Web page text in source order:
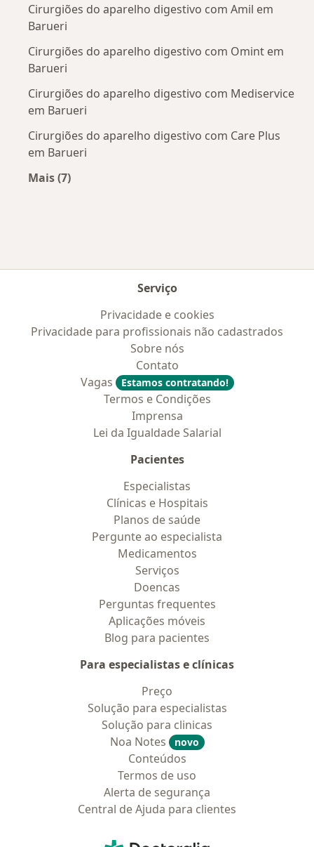
Cirurgiões do aparelho digestivo com Amil em
Barueri
Cirurgiões do aparelho digestivo com Omint em
Barueri
Cirurgiões do aparelho digestivo com Mediservice
em Barueri
Cirurgiões do aparelho digestivo com Care Plus
em Barueri
Mais (7)
Serviço
Privacidade e cookies
Privacidade para profissionais não cadastrados
Sobre nós
Contato
Vagas
Estamos contratando!
Termos e Condições
Imprensa
Lei da Igualdade Salarial
Pacientes
Especialistas
Clínicas e Hospitais
Planos de saúde
Pergunte ao especialista
Medicamentos
Serviços
Doencas
Perguntas frequentes
Aplicações móveis
Blog para pacientes
Para especialistas e clínicas
Preço
Solução para especialistas
Solução para clinicas
Noa Notes
novo
Conteúdos
Termos de uso
Alerta de segurança
Central de Ajuda para clientes
Doctoralia - Homepage